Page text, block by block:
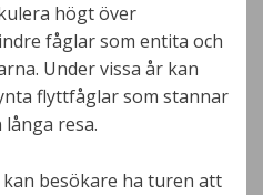
högt över
fåglar som entita och
Under vissa år kan
flyttfåglar som stannar
resa.
besökare ha turen att